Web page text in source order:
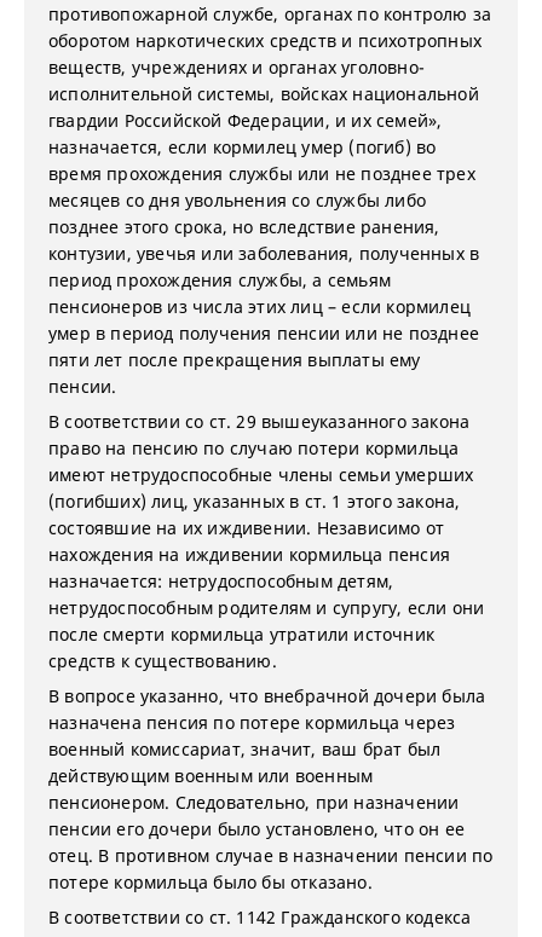
противопожарной службе, органах по контролю за
оборотом наркотических средств и психотропных
веществ, учреждениях и органах уголовно-
исполнительной системы, войсках национальной
гвардии Российской Федерации, и их семей»,
назначается, если кормилец умер (погиб) во
время прохождения службы или не позднее трех
месяцев со дня увольнения со службы либо
позднее этого срока, но вследствие ранения,
контузии, увечья или заболевания, полученных в
период прохождения службы, а семьям
пенсионеров из числа этих лиц – если кормилец
умер в период получения пенсии или не позднее
пяти лет после прекращения выплаты ему
пенсии.
В соответствии со ст. 29 вышеуказанного закона
право на пенсию по случаю потери кормильца
имеют нетрудоспособные члены семьи умерших
(погибших) лиц, указанных в ст. 1 этого закона,
состоявшие на их иждивении. Независимо от
нахождения на иждивении кормильца пенсия
назначается: нетрудоспособным детям,
нетрудоспособным родителям и супругу, если они
после смерти кормильца утратили источник
средств к существованию.
В вопросе указанно, что внебрачной дочери была
назначена пенсия по потере кормильца через
военный комиссариат, значит, ваш брат был
действующим военным или военным
пенсионером. Следовательно, при назначении
пенсии его дочери было установлено, что он ее
отец. В противном случае в назначении пенсии по
потере кормильца было бы отказано.
В соответствии со ст. 1142 Гражданского кодекса